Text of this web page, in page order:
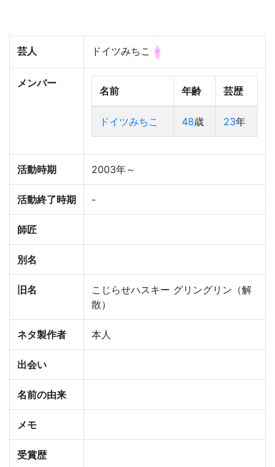
芸人 ドイツみちこ
メンバー
名前 年齢 芸歴
ドイツみちこ 48歳 23年
活動時期 2003年～
活動終了時期 -
師匠
別名
旧名
こじらせハスキー グリングリン（解
散）
ネタ製作者 本人
出会い
名前の由来
メモ
受賞歴